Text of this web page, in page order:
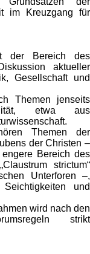
im Kreuzgang für
der Bereich des
aktueller
Gesellschaft und
Themen jenseits
etwa aus
Themen der
der Christen –
Bereich des
strictum“
Unterforen –,
und
wird nach den
strikt